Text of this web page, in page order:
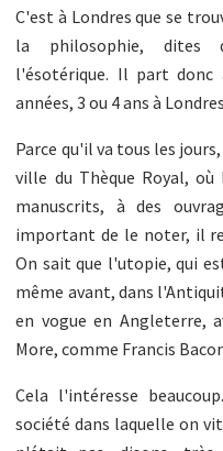
C'est à Londres que se
la philosophie, dites
l'ésotérique. Il part donc
années, 3 ou 4 ans à
Parce qu'il va tous les
ville du Thèque Royal, où
manuscrits, à des
important de le noter, il
On sait que l'utopie, qui
même avant, dans
en vogue en Angleterre,
More, comme Francis
Cela l'intéresse
société dans laquelle on